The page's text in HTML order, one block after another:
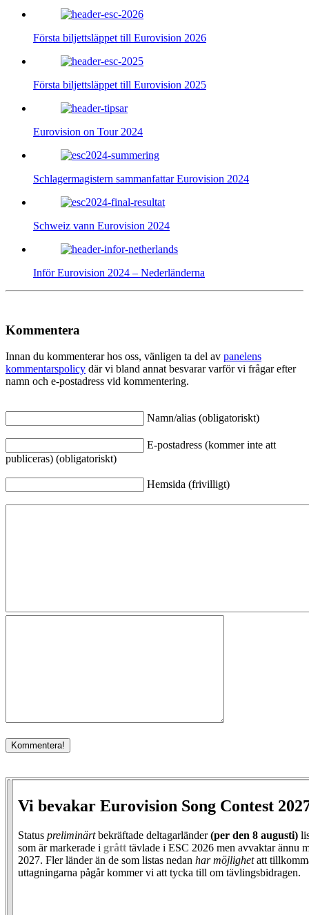
Första biljettsläppet till Eurovision 2026
Första biljettsläppet till Eurovision 2025
Eurovision on Tour 2024
Schlagermagistern sammanfattar Eurovision 2024
Schweiz vann Eurovision 2024
Inför Eurovision 2024 – Nederländerna
Kommentera
Innan du kommenterar hos oss, vänligen ta del av panelens
kommentarspolicy där vi bland annat besvarar varför vi frågar efter
namn och e-postadress vid kommentering.
Namn/alias (obligatoriskt)
E-postadress (kommer inte att
publiceras) (obligatoriskt)
Hemsida (frivilligt)
Vi bevakar Eurovision Song Contest
Status preliminärtbekräftade deltagarländer(per den 8 augusti)
som är markerade i grått tävlade i ESC 2026 men avvaktar ännu
2027. Fler länder än de som listas nedan har möjlighetatt
uttagningarna pågår kommer vi att tycka till om tävlingsbidragen.